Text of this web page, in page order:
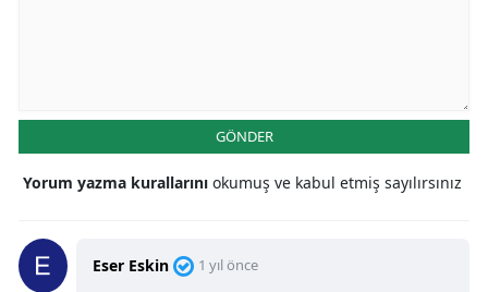
GÖNDER
Yorum yazma kurallarını okumuş ve kabul etmiş sayılırsınız
Eser Eskin 1 yıl önce